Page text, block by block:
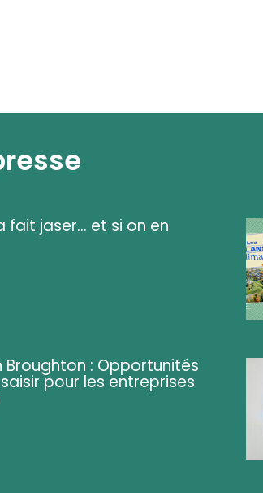
fait jaser... et si on en
Broughton : Opportunités
pour les entreprises